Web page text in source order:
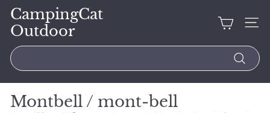
CampingCat
Outdoor
Search
Montbell / mont-bell